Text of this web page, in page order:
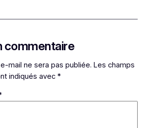
commentaire
mail ne sera pas publiée. Les champs
indiqués avec *